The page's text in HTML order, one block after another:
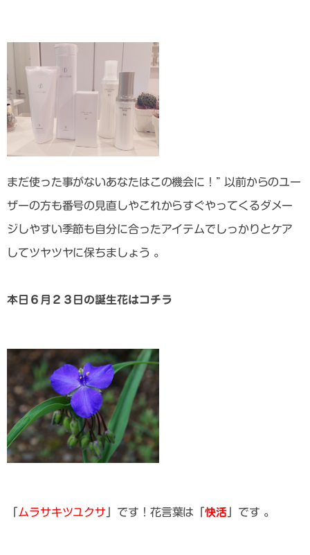
まだ使った事がないあなたはこの機会に！” 以前からのユー
ザーの方も番号の見直しやこれからすぐやってくるダメー
ジしやすい季節も自分に合ったアイテムでしっかりとケア
してツヤツヤに保ちましょう 。
本日６月２３日の誕生花はコチラ
ムラサキツユクサ 」です！花言葉は「快活 」です 。